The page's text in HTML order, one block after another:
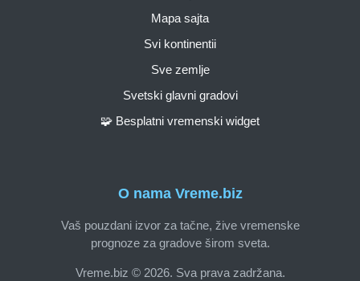
O nama Vreme.biz
Vaš pouzdani izvor za tačne, žive vremenske
prognoze za gradove širom sveta.
Vreme.biz © 2026. Sva prava zadržana.
Mapa sajta
Svi kontinentii
Sve zemlje
Svetski glavni gradovi
🧩 Besplatni vremenski widget